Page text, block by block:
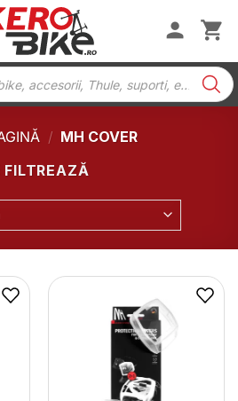
/ MH COVER
FILTREAZĂ